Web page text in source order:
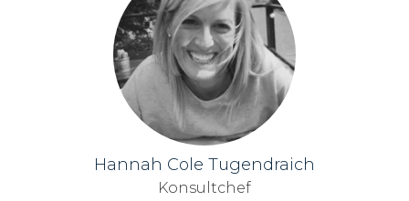
Hannah Cole Tugendraich
Konsultchef